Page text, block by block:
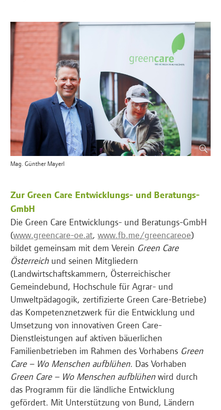
Mag. Günther Mayerl
Zur Green Care Entwicklungs- und Beratungs-
GmbH
Die Green Care Entwicklungs- und Beratungs-GmbH
(www.greencare-oe.at, www.fb.me/greencareoe)
bildet gemeinsam mit dem Verein Green Care
Österreich und seinen Mitgliedern
(Landwirtschaftskammern, Österreichischer
Gemeindebund, Hochschule für Agrar- und
Umweltpädagogik, zertifizierte Green Care-Betriebe)
das Kompetenznetzwerk für die Entwicklung und
Umsetzung von innovativen Green Care-
Dienstleistungen auf aktiven bäuerlichen
Familienbetrieben im Rahmen des Vorhabens Green
Care – Wo Menschen aufblühen. Das Vorhaben
Green Care – Wo Menschen aufblühen wird durch
das Programm für die ländliche Entwicklung
gefördert. Mit Unterstützung von Bund, Ländern